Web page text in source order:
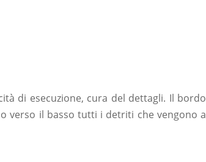
di esecuzione, cura del dettagli. Il bordo
verso il basso tutti i detriti che vengono a